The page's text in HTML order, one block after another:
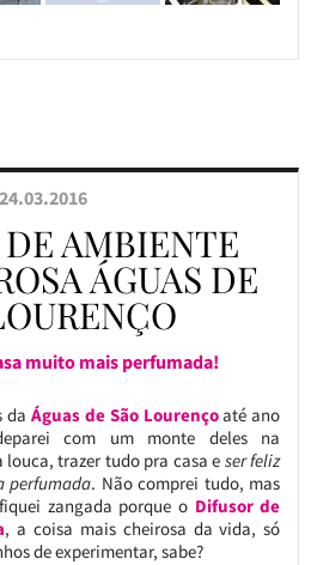
24.03.2016
AMBIENTE
ÁGUAS DE
muito mais perfumada!
da Águas de São Lourençoaté ano
com um monte deles na
louca, trazer tudo pra casa e ser feliz
perfumada. Não comprei tudo, mas
zangada porque o Difusor de
, a coisa mais cheirosa da vida, só
de experimentar, sabe?